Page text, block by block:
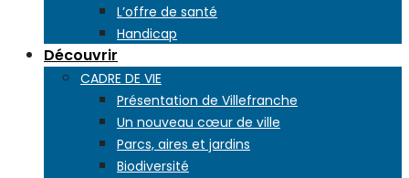
L’offre de santé
Handicap
Découvrir
CADRE DE VIE
Présentation de Villefranche
Un nouveau cœur de ville
Parcs, aires et jardins
Biodiversité